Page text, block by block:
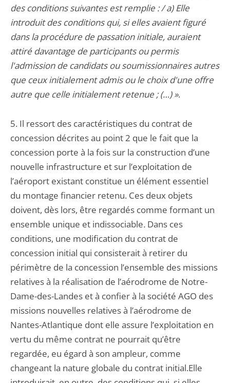
des conditions suivantes est remplie : / a) Elle
introduit des conditions qui, si elles avaient figuré
dans la procédure de passation initiale, auraient
attiré davantage de participants ou permis
l'admission de candidats ou soumissionnaires autres
que ceux initialement admis ou le choix d'une offre
autre que celle initialement retenue ; (…) ».
5. Il ressort des caractéristiques du contrat de
concession décrites au point 2 que le fait que la
concession porte à la fois sur la construction d’une
nouvelle infrastructure et sur l’exploitation de
l’aéroport existant constitue un élément essentiel
du montage financier retenu. Ces deux objets
doivent, dès lors, être regardés comme formant un
ensemble unique et indissociable. Dans ces
conditions, une modification du contrat de
concession initial qui consisterait à retirer du
périmètre de la concession l’ensemble des missions
relatives à la réalisation de l’aérodrome de Notre-
Dame-des-Landes et à confier à la société AGO des
missions nouvelles relatives à l’aérodrome de
Nantes-Atlantique dont elle assure l’exploitation en
vertu du même contrat ne pourrait qu’être
regardée, eu égard à son ampleur, comme
changeant la nature globale du contrat initial.Elle